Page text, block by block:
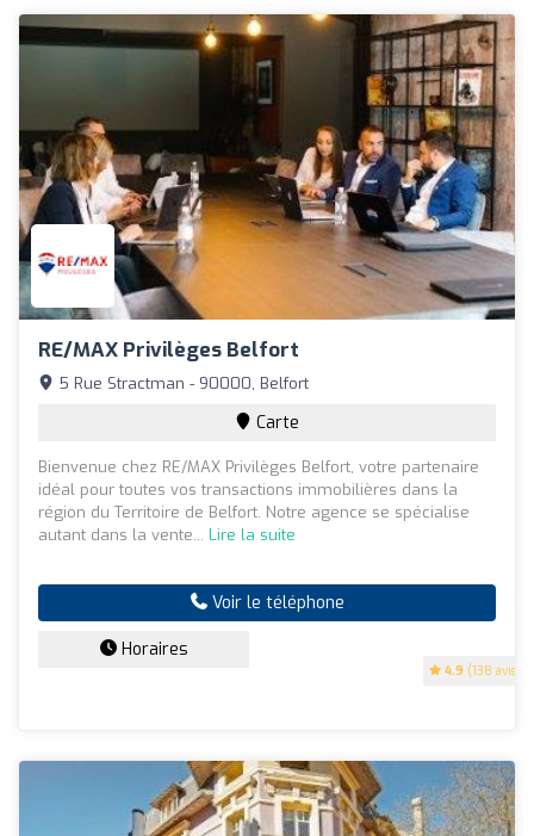
RE/MAX Privilèges Belfort
4.9 (138 avis)
5 Rue Stractman - 90000, Belfort
Carte
Bienvenue chez RE/MAX Privilèges Belfort, votre partenaire
idéal pour toutes vos transactions immobilières dans la
région du Territoire de Belfort. Notre agence se spécialise
autant dans la vente... Lire la suite
Voir le téléphone
Horaires